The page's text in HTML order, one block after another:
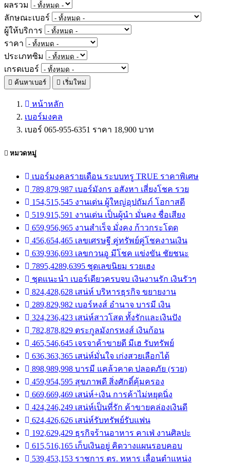
ผลรวม
ลักษณะเบอร์
ผู้ให้บริการ
ราคา
ประเภทซิม
เกรดเบอร์
ค้นหาเบอร์ เริ่มใหม่
หน้าหลัก
เบอร์มงคล
เบอร์ 065-955-6351 ราคา 18,900 บาท
หมวดหมู่
เบอร์มงคลรายเดือน ระบบทรู TRUE ราคาพิเศษ
789,879,987 เบอร์มังกร อสังหา เสี่ยงโชค รวย
154,515,545 งานเด่น ผู้ใหญ่อุปถัมภ์ โอกาสดี
519,915,591 งานเด่น เป็นผู้นำ มั่นคง ชื่อเสียง
659,956,965 งานสำเร็จ มั่งคง ก้าวกระโดด
456,654,465 เลขเศรษฐี คู่ทรัพย์คู่โชคงานเงิน
639,936,693 เลขกวนอู มีโชค แข่งขัน ชัยชนะ
7895,4289,6395 ชุดเลขนิยม รวยเฮง
ชุดแนะนำ เบอร์เดียวครบจบ เงินงานรัก เงินรัวๆ
824,428,628 เสน่ห์ บริหารธุรกิจ ขยายงาน
289,829,982 เบอร์หงส์ อำนาจ บารมี เงิน
324,236,423 เสน่ห์สาวโสด ทั้งรักและเงินปัง
782,878,829 ตระกูลมังกรหงส์ เงินก้อน
465,546,645 เจรจาค้าขายดี มีเฮ รับทรัพย์
636,363,365 เสน่ห์มั่นใจ เก่งสวยเลือกได้
898,989,998 บารมี แคล้วคาด ปลอดภัย (รวย)
459,954,595 สุขภาพดี สิ่งศักดิ์คุ้มครอง
669,669,469 เสน่ห์+เงิน การค้าไม่หยุดนิ่ง
424,246,249 เสน่ห์เป็นที่รัก ค้าขายคล่องเงินดี
624,426,626 เสน่ห์รับทรัพย์รับแฟน
192,629,429 ธุรกิจร้านอาหาร คาเฟ่ งานศิลปะ
615,516,165 เก็บเงินอยู่ คิดวางแผนรอบคอบ
539,453,153 ราชการ ตร. ทหาร เลื่อนตำแหน่ง